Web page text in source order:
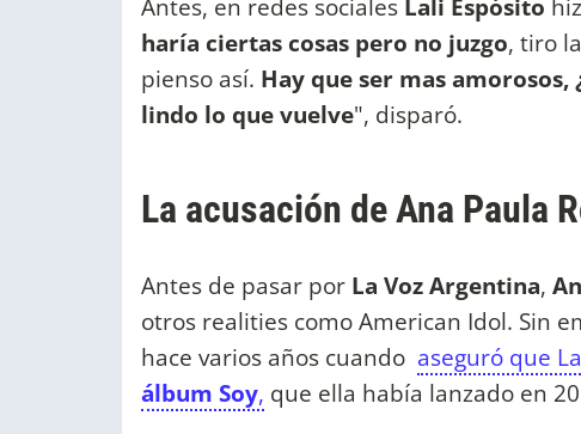
Antes, en redes sociales Lali Espósito
haría ciertas cosas pero no juzgo, tiro
pienso así. Hay que ser mas amorosos,
lindo lo que vuelve", disparó.
La acusación de Ana Paula
Antes de pasar por La Voz Argentina,
otros realities como American Idol. Sin
hace varios años cuando aseguró que
álbum Soy, que ella había lanzado en